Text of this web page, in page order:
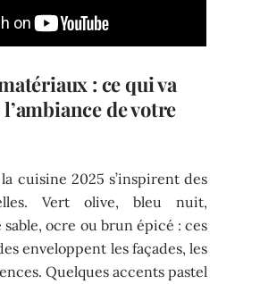
: ce qui va
de votre
cuisine 2025 s’inspirent des
Vert olive, bleu nuit,
ocre ou brun épicé : ces
enveloppent les façades, les
Quelques accents pastel